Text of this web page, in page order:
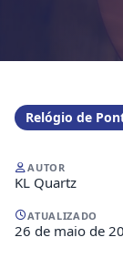
Relógio de
AUTOR
KL Quartz
ATUALIZADO
26 de maio de